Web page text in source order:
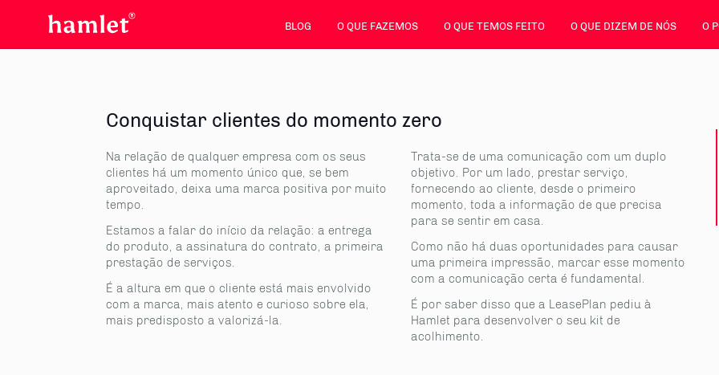
BLOG O QUE FAZEMOS O QUE TEMOS FEITO O QUE DIZEM DE NÓS O
Conquistar clientes do momento zero
Na relação de qualquer empresa com os seus
clientes há um momento único que, se bem
aproveitado, deixa uma marca positiva por muito
tempo.
Estamos a falar do início da relação: a entrega
do produto, a assinatura do contrato, a primeira
prestação de serviços.
É a altura em que o cliente está mais envolvido
com a marca, mais atento e curioso sobre ela,
mais predisposto a valorizá-la.
Trata-se de uma comunicação com um duplo
objetivo. Por um lado, prestar serviço,
fornecendo ao cliente, desde o primeiro
momento, toda a informação de que precisa
para se sentir em casa.
Como não há duas oportunidades para causar
uma primeira impressão, marcar esse momento
com a comunicação certa é fundamental.
É por saber disso que a LeasePlan pediu à
Hamlet para desenvolver o seu kit de
acolhimento.